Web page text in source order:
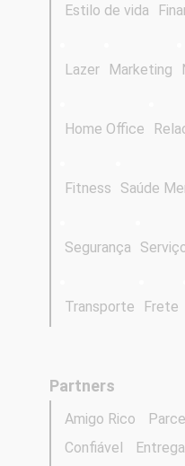
Estilo de vida
Lazer Marketing
Home Office
Fitness Saúde
Segurança
Transporte Frete
Partners
Amigo Rico
Confiável